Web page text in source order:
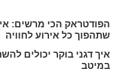
הפודטראק הכי מרשים:
שתהפוך כל אירוע לחוויה
איך דגני בוקר יכולים
במיטב